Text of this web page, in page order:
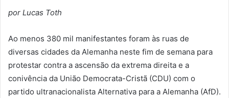
por Lucas Toth
Ao menos 380 mil manifestantes foram às ruas de
diversas cidades da Alemanha neste fim de semana para
protestar contra a ascensão da extrema direita e a
conivência da União Democrata-Cristã (CDU) com o
partido ultranacionalista Alternativa para a Alemanha (AfD).